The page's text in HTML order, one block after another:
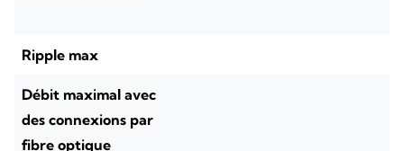
Ripple max
Débit maximal avec
des connexions par
fibre optique